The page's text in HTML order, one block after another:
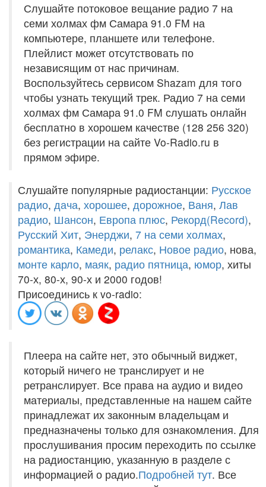
Слушайте потоковое вещание радио 7 на
семи холмах фм Самара 91.0 FM на
компьютере, планшете или телефоне.
Плейлист может отсутствовать по
независящим от нас причинам.
Воспользуйтесь сервисом Shazam для того
чтобы узнать текущий трек. Радио 7 на семи
холмах фм Самара 91.0 FM слушать онлайн
бесплатно в хорошем качестве (128 256 320)
без регистрации на сайте Vo-Radio.ru в
прямом эфире.
Слушайте популярные радиостанции: Русское
радио, дача, хорошее, дорожное, Ваня, Лав
радио, Шансон, Европа плюс, Рекорд(Record),
Русский Хит, Энерджи, 7 на семи холмах,
романтика, Камеди, релакс, Новое радио, нова,
монте карло, маяк, радио пятница, юмор, хиты
70-х, 80-х, 90-х и 2000 годов!
Присоединись к vo-radio:
Плеера на сайте нет, это обычный виджет,
который ничего не транслирует и не
ретранслирует. Все права на аудио и видео
материалы, представленные на нашем сайте
принадлежат их законным владельцам и
предназначены только для ознакомления. Для
прослушивания просим переходить по ссылке
на радиостанцию, указанную в разделе с
информацией о радио.Подробней тут. Все